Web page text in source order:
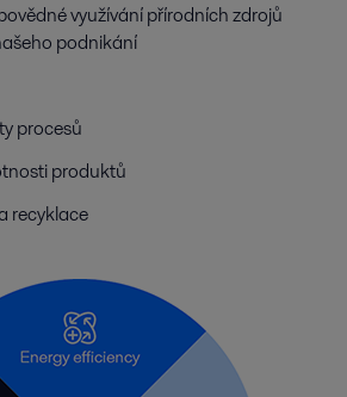
využívání přírodních zdrojů
podnikání
procesů
produktů
recyklace